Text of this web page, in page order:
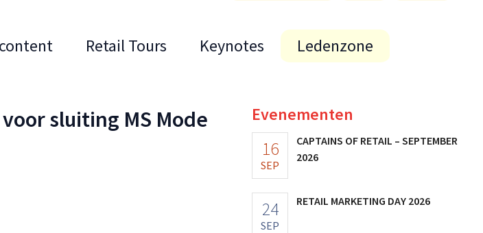
Retail Tours Keynotes Ledenzone
sluiting MS Mode Evenementen
16
SEP
CAPTAINS OF RETAIL – SEPTEMBER
2026
24
SEP
RETAIL MARKETING DAY 2026